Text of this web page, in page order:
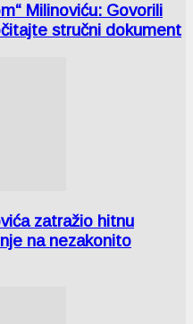
Milinoviću: Govorili
stručni dokument
zatražio hitnu
na nezakonito